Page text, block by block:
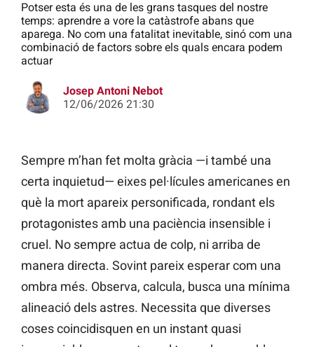
Potser esta és una de les grans tasques del nostre
temps: aprendre a vore la catàstrofe abans que
aparega. No com una fatalitat inevitable, sinó com una
combinació de factors sobre els quals encara podem
actuar
Josep Antoni Nebot
12/06/2026 21:30
Sempre m’han fet molta gràcia —i també una
certa inquietud— eixes pel·lícules americanes en
què la mort apareix personificada, rondant els
protagonistes amb una paciència insensible i
cruel. No sempre actua de colp, ni arriba de
manera directa. Sovint pareix esperar com una
ombra més. Observa, calcula, busca una mínima
alineació dels astres. Necessita que diverses
coses coincidisquen en un instant quasi